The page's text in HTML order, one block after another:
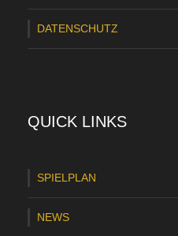
DATENSCHUTZ
QUICK LINKS
SPIELPLAN
NEWS